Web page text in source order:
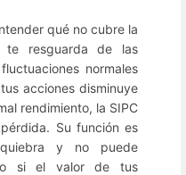
qué no cubre la
te resguarda de las
normales
acciones disminuye
rendimiento, la SIPC
Su función es
y no puede
si el valor de tus